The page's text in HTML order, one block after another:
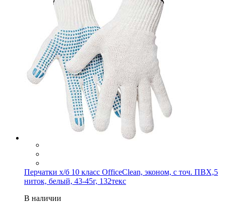
Перчатки х/б 10 класс OfficeClean, эконом, с точ. ПВХ,5
ниток, белый, 43-45г, 132текс
В наличии